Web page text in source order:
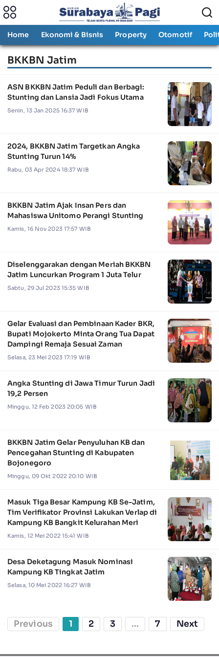
Home Ekonomi & Bisnis Property Otomotif
BKKBN Jatim
ASN BKKBN Jatim Peduli dan Berbagi:
Stunting dan Lansia Jadi Fokus Utama
Senin, 13 Jan 2025 16:37 WIB
2024, BKKBN Jatim Targetkan Angka
Stunting Turun 14%
Rabu, 03 Apr 2024 18:37 WIB
BKKBN Jatim Ajak Insan Pers dan
Mahasiswa Unitomo Perangi Stunting
Kamis, 16 Nov 2023 17:57 WIB
Diselenggarakan dengan Meriah BKKBN
Jatim Luncurkan Program 1 Juta Telur
Sabtu, 29 Jul 2023 15:35 WIB
Gelar Evaluasi dan Pembinaan Kader BKR,
Bupati Mojokerto Minta Orang Tua Dapat
Dampingi Remaja Sesuai Zaman
Selasa, 23 Mei 2023 17:19 WIB
Angka Stunting di Jawa Timur Turun Jadi
19,2 Persen
Minggu, 12 Feb 2023 20:05 WIB
BKKBN Jatim Gelar Penyuluhan KB dan
Pencegahan Stunting di Kabupaten
Bojonegoro
Minggu, 09 Okt 2022 20:10 WIB
Masuk Tiga Besar Kampung KB Se-Jatim,
Tim Verifikator Provinsi Lakukan Verlap di
Kampung KB Bangkit Kelurahan Meri
Kamis, 12 Mei 2022 15:41 WIB
Desa Deketagung Masuk Nominasi
Kampung KB Tingkat Jatim
Selasa, 10 Mei 2022 16:27 WIB
Previous 1 2 3 ... 7 Next